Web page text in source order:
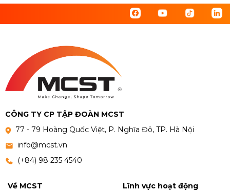
CÔNG TY CP TẬP ĐOÀN MCST
77 - 79 Hoàng Quốc Việt, P. Nghĩa Đô, TP. Hà Nội
info@mcst.vn
(+84) 98 235 4540
Về MCST Lĩnh vực hoạt động